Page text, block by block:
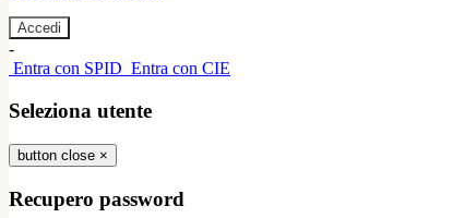
-
Entra con SPID Entra con CIE
Seleziona utente
button close ×
Recupero password